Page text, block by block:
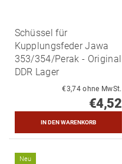
Schüssel für
Kupplungsfeder Jawa
353/354/Perak - Original
DDR Lager
€3,74 ohne MwSt.
€4,52
Neu